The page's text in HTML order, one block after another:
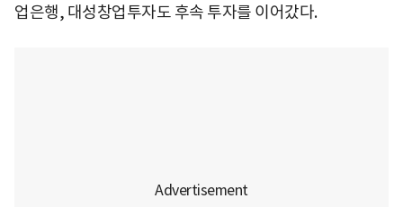
업은행, 대성창업투자도 후속 투자를 이어갔다.